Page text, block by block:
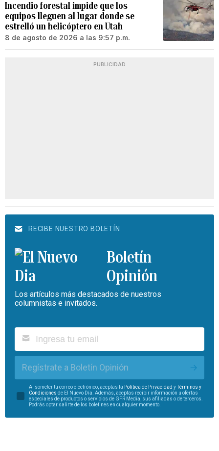
Incendio forestal impide que los
equipos lleguen al lugar donde se
estrelló un helicóptero en Utah
8 de agosto de 2026 a las 9:57 p.m.
PUBLICIDAD
RECIBE NUESTRO BOLETÍN
Boletín
Opinión
Los artículos más destacados de nuestros
columnistas e invitados.
Regístrate a Boletín Opinión
Al someter tu correo electrónico, aceptas la Política de Privacidad y
Términos y
Condiciones de El Nuevo Día. Además, aceptas recibir información u ofertas
especiales de productos o servicios de GFR Media, sus afiliadas o de terceros.
Podrás optar salirte de los boletines en cualquier momento.